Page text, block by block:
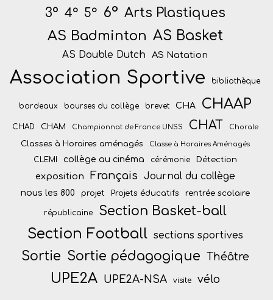
3° 4° 5° 6° Arts Plastiques
AS Badminton AS Basket
AS Double Dutch AS Natation
Association Sportive bibliothèque
bordeaux bourses du collège brevet CHA CHAAP
CHAD CHAM Championnat de France UNSS CHAT Chorale
Classes à Horaires aménagés Classe à Horaires Aménagés
CLEMI collège au cinéma cérémonie Détection
exposition Français Journal du collège
nous les 800 projet Projets éducatifs rentrée scolaire
républicaine Section Basket-ball
Section Football sections sportives
Sortie Sortie pédagogique Théâtre
UPE2A UPE2A-NSA visite vélo